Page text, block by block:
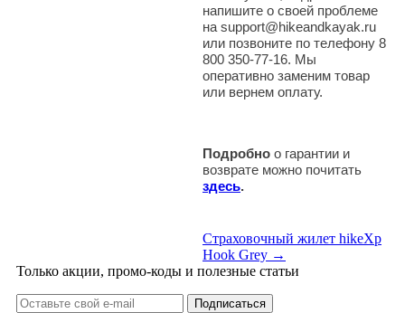
напишите о своей проблеме
на support@hikeandkayak.ru
или позвоните по телефону 8
800 350-77-16. Мы
оперативно заменим товар
или вернем оплату.
Подробно о гарантии и
возврате можно почитать
здесь.
Страховочный жилет hikeXp
Hook Grey →
Только акции, промо-коды и полезные статьи